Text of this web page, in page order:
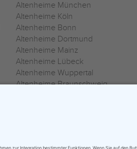
Altenheime München
Altenheime Köln
Altenheime Bonn
Altenheime Dortmund
Altenheime Mainz
Altenheime Lübeck
Altenheime Wuppertal
Altenheime Braunschweig